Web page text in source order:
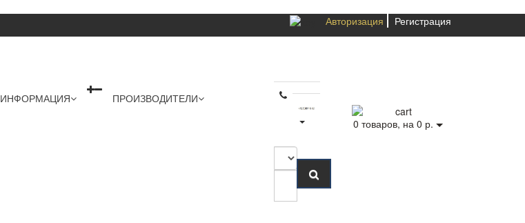
Авторизация Регистрация
ИНФОРМАЦИЯ
ПРОИЗВОДИТЕЛИ
0 товаров, на 0 р.